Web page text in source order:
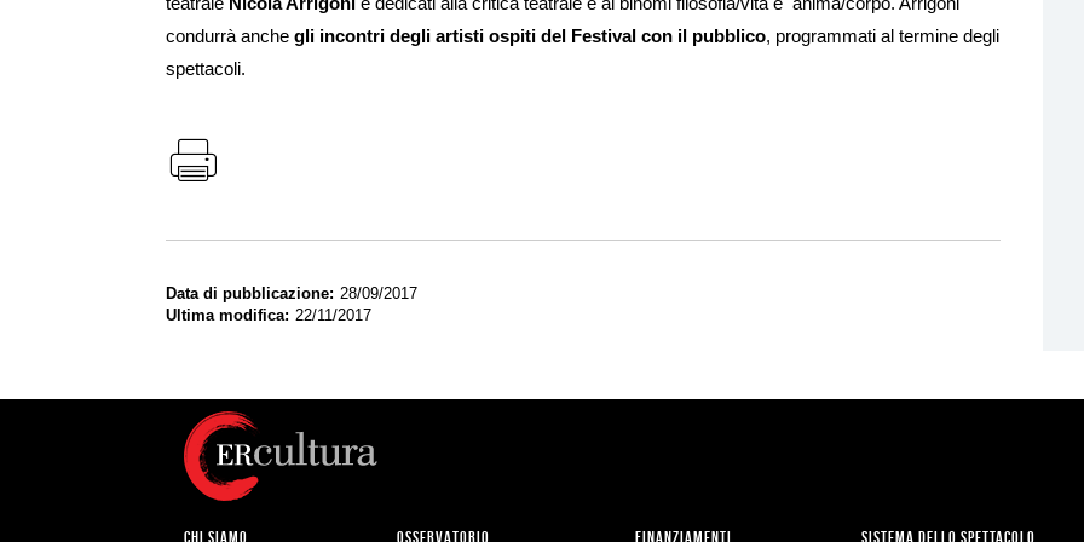
condurrà anche gli incontri degli artisti ospiti del Festival con il pubblico, programmati al termine degli
spettacoli.
Data di pubblicazione
28/09/2017
Ultima modifica
22/11/2017
CHI SIAMO OSSERVATORIO FINANZIAMENTI SISTEMA DELLO SPETTACOLO